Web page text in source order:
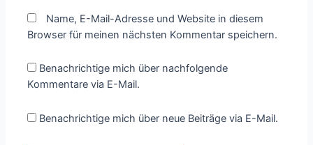
Name, E-Mail-Adresse und Website in diesem
Browser für meinen nächsten Kommentar speichern.
Benachrichtige mich über nachfolgende
Kommentare via E-Mail.
Benachrichtige mich über neue Beiträge via E-Mail.